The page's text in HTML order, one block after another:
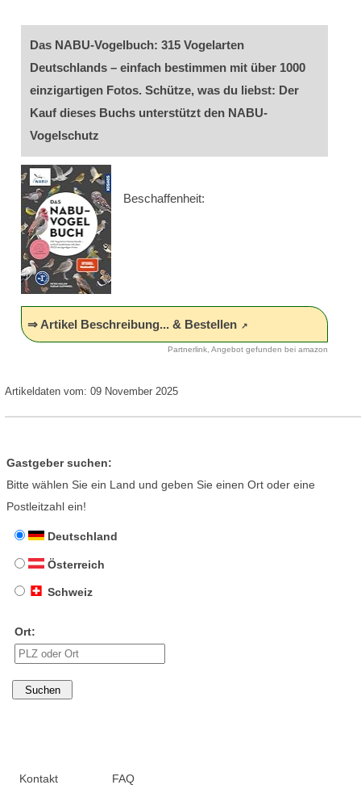
Das NABU-Vogelbuch: 315 Vogelarten
Deutschlands – einfach bestimmen mit über 1000
einzigartigen Fotos. Schütze, was du liebst: Der
Kauf dieses Buchs unterstützt den NABU-
Vogelschutz
Beschaffenheit:
⇒ Artikel Beschreibung... & Bestellen
Partnerlink, Angebot gefunden bei amazon
Artikeldaten vom: 09 November 2025
Gastgeber suchen:
Bitte wählen Sie ein Land und geben Sie einen Ort oder eine
Postleitzahl ein!
Deutschland
Österreich
Schweiz
Ort:
Kontakt FAQ